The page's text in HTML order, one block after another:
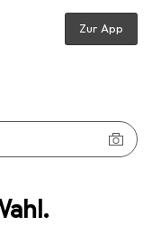
Zur App
schwarz 2 Meter Rolle